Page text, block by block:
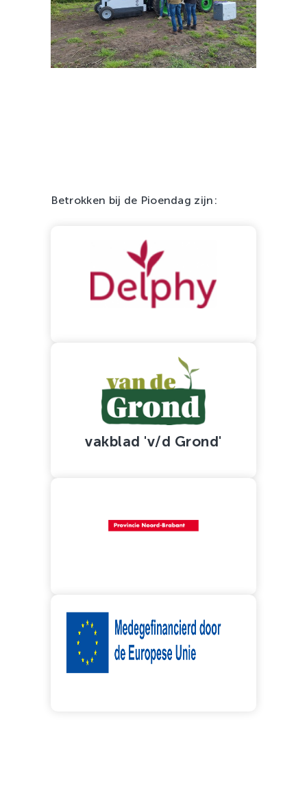
Betrokken bij de Pioendag zijn:
vakblad 'v/d Grond'